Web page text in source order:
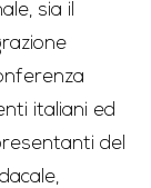
sia il
italiani ed
del